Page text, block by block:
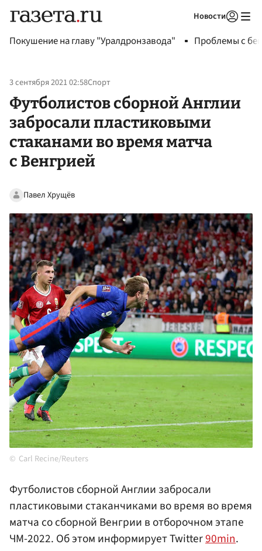
Новости
Покушение на главу "Уралдронзавода" Проблемы с
3 сентября 2021 02:58Спорт
Футболистов сборной Англии
забросали пластиковыми
стаканами во время матча
с Венгрией
Павел Хрущёв
Carl Recine/Reuters
Футболистов сборной Англии забросали
пластиковыми стаканчиками во время во время
матча со сборной Венгрии в отборочном этапе
ЧМ-2022. Об этом информирует Twitter90min.